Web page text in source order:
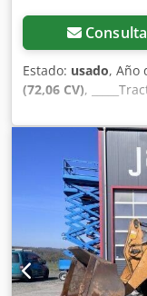
Estado: usado, Año
(72,06 CV),
propietario, en
funcionamiento:
fabricación: 1988.
delantera.
euros, sin IVA.